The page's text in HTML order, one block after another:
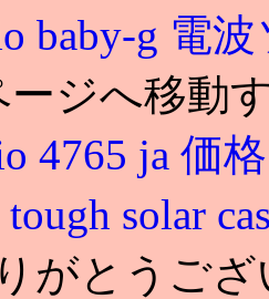
baby-g 電
ジへ移動
4765 ja 価格
solar
がとうご